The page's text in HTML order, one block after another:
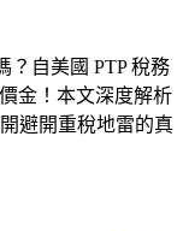
？自美國 PTP 稅務
金！本文深度解析
避開重稅地雷的真